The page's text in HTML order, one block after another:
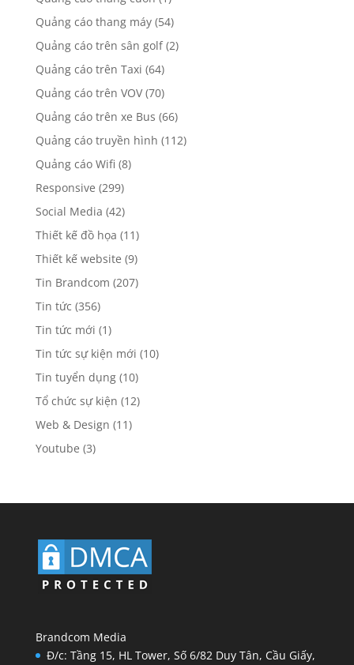
Quảng cáo thang máy(54)
Quảng cáo trên sân golf(2)
Quảng cáo trên Taxi (64)
Quảng cáo trên VOV(70)
Quảng cáo trên xe Bus (66)
Quảng cáo truyền hình (112)
Quảng cáo Wifi (8)
Responsive (299)
Social Media (42)
Thiết kế đồ họa (11)
Thiết kế website (9)
Tin Brandcom (207)
Tin tức (356)
Tin tức mới (1)
Tin tức sự kiện mới (10)
Tin tuyển dụng(10)
Tổ chức sự kiện (12)
Web & Design (11)
Youtube (3)
Brandcom Media
Đ/c: Tầng 15, HL Tower, Số 6/82 Duy Tân, Cầu Giấy,